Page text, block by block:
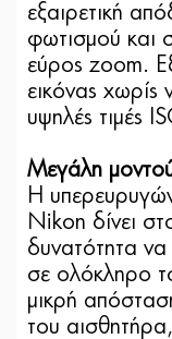
εξαιρετική
φωτισμού και
εύρος zoom.
εικόνας χωρίς
υψηλές τιμές
Μεγάλη
Η
Nikon δίνει
δυνατότητα
σε ολόκληρο
μικρή
του